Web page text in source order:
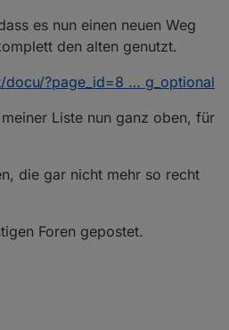
es nun einen neuen Weg
den alten genutzt.
?page_id=8 … g_optional
Liste nun ganz oben, für
die gar nicht mehr so recht
Foren gepostet.